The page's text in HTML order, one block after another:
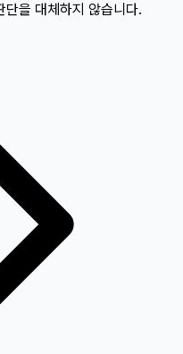
단을 대체하지 않습니다.